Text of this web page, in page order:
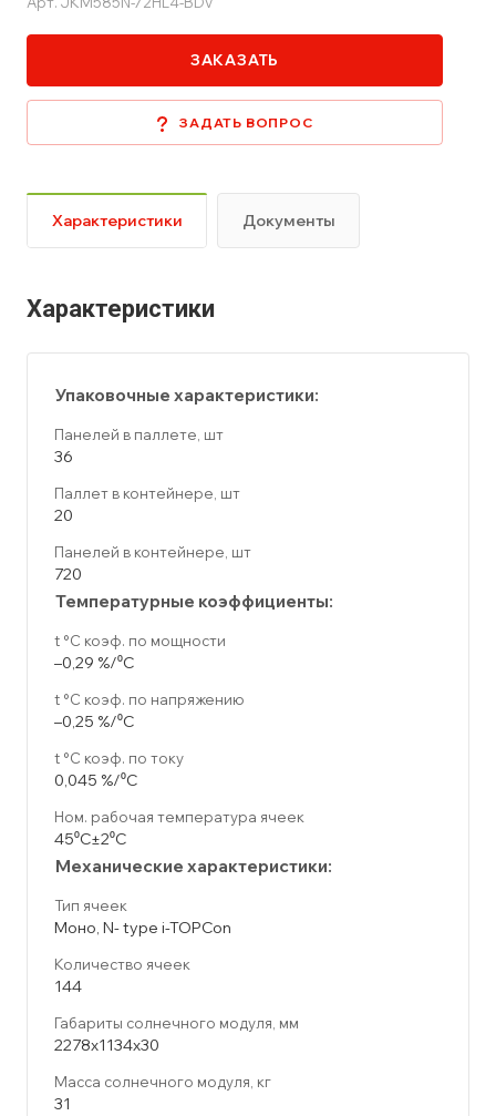
ЗАКАЗАТЬ
ЗАДАТЬ ВОПРОС
Характеристики Документы
Характеристики
Упаковочные характеристики:
Панелей в паллете, шт
36
Паллет в контейнере, шт
20
Панелей в контейнере, шт
720
Температурные коэффициенты:
t °C коэф. по мощности
–0,29 %/⁰C
t °C коэф. по напряжению
–0,25 %/⁰C
t °C коэф. по току
0,045 %/⁰C
Ном. рабочая температура ячеек
45⁰C±2⁰C
Механические характеристики:
Тип ячеек
Моно, N- type i-TOPCon
Количество ячеек
144
Габариты солнечного модуля, мм
2278х1134х30
Масса солнечного модуля, кг
31